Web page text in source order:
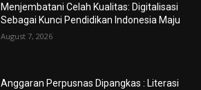
Menjembatani Celah Kualitas: Digitalisasi
Sebagai Kunci Pendidikan Indonesia Maju
August 7, 2026
Anggaran Perpusnas Dipangkas : Literasi